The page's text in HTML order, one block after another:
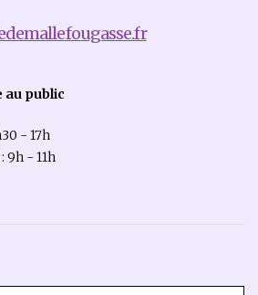
public
- 17h
9h - 11h